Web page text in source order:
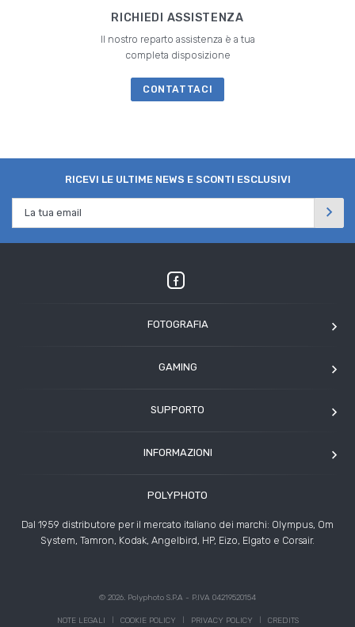
RICHIEDI ASSISTENZA
Il nostro reparto assistenza è a tua
completa disposizione
CONTATTACI
RICEVI LE ULTIME NEWS E SCONTI ESCLUSIVI
POLYPHOTO
Dal 1959 distributore per il mercato italiano dei marchi: Olympus, Om
System, Tamron, Kodak, Angelbird, HP, Eizo, Elgato e Corsair.
FOTOGRAFIA
Angelbird
HP
GAMING
Arcade1Up
SUPPORTO
Condizioni di vendita
INFORMAZIONI
© 2026. Polyphoto S.P.A - P.IVA 04219520154
NOTE LEGALI COOKIE POLICY PRIVACY POLICY CREDITS